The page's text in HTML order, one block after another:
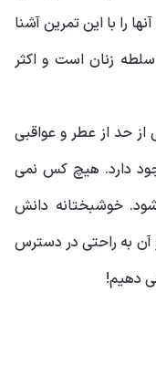
را با این تمرین آشنا
زنان است و اکثر
از حد از عطر و عواقبی
دارد. هیچ کس نمی
خوشبختانه دانش
آن به راحتی در دسترس
دهیم!